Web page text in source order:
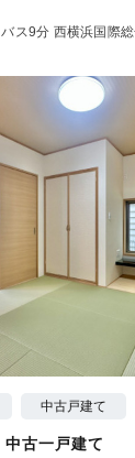
バス9分 西横浜国際
中古戸建て
古一戸建て